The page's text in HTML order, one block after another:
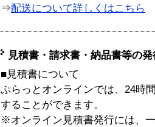
⇒配送について詳しくはこちら
見積書・請求書・納品書等の
■見積書について
ぷらっとオンラインでは、24時
することができます。
※オンライン見積書発行には、